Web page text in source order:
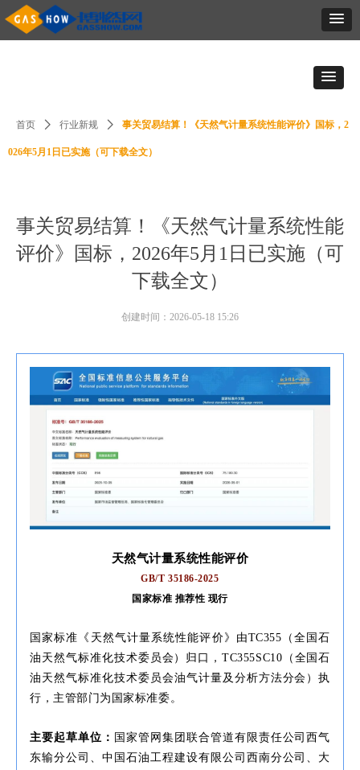
首页 ꄲ 行业新规 ꄲ 事关贸易结算！《天然气计量系统性能评价》国标，2
026年5月1日已实施（可下载全文）
事关贸易结算！《天然气计量系统性能
评价》国标，2026年5月1日已实施（可
下载全文）
创建时间： 2026-05-18 15:26
天然气计量系统性能评价
GB/T 35186-2025
国家标准 推荐性 现行
国家标准《天然气计量系统性能评价》由TC355（全国石
油天然气标准化技术委员会）归口，TC355SC10（全国石
油天然气标准化技术委员会油气计量及分析方法分会）执
行，主管部门为国家标准委。
主要起草单位： 国家管网集团联合管道有限责任公司西气
东输分公司、中国石油工程建设有限公司西南分公司、大